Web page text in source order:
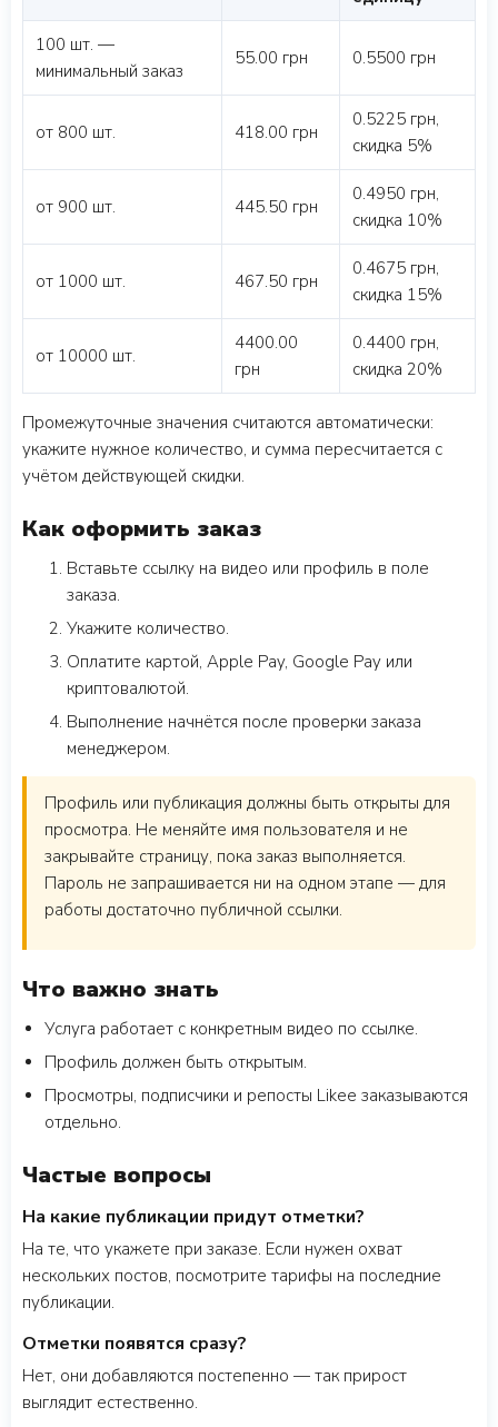
100 шт. —
минимальный заказ
55.00 грн 0.5500 грн
от 800 шт. 418.00 грн
0.5225 грн,
скидка 5%
от 900 шт. 445.50 грн
0.4950 грн,
скидка 10%
от 1000 шт. 467.50 грн
0.4675 грн,
скидка 15%
от 10000 шт.
4400.00
грн
0.4400 грн,
скидка 20%
Промежуточные значения считаются автоматически:
укажите нужное количество, и сумма пересчитается с
учётом действующей скидки.
Как оформить заказ
Вставьте ссылку на видео или профиль в поле
заказа.
Укажите количество.
Оплатите картой, Apple Pay, Google Pay или
криптовалютой.
Выполнение начнётся после проверки заказа
менеджером.
Профиль или публикация должны быть открыты для
просмотра. Не меняйте имя пользователя и не
закрывайте страницу, пока заказ выполняется.
Пароль не запрашивается ни на одном этапе — для
работы достаточно публичной ссылки.
Что важно знать
Услуга работает с конкретным видео по ссылке.
Профиль должен быть открытым.
Просмотры, подписчики и репосты Likee заказываются
отдельно.
Частые вопросы
На какие публикации придут отметки?
На те, что укажете при заказе. Если нужен охват
нескольких постов, посмотрите тарифы на последние
публикации.
Отметки появятся сразу?
Нет, они добавляются постепенно — так прирост
выглядит естественно.